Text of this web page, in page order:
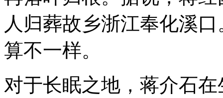
人归葬故乡浙江奉化溪
算不一样。
对于长眠之地，蒋介石